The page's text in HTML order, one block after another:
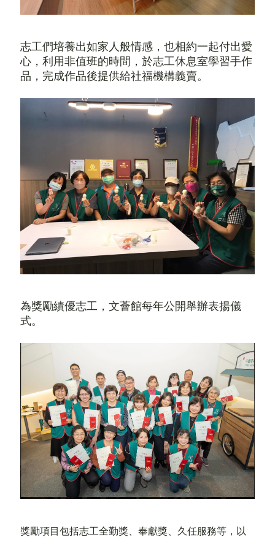
志工們培養出如家人般情感，也相約一起付出愛
心，利用非值班的時間，於志工休息室學習手作
品，完成作品後提供給社福機構義賣。
為獎勵績優志工，文薈館每年公開舉辦表揚儀
式。
獎勵項目包括志工全勤獎、奉獻獎、久任服務等 ， 以